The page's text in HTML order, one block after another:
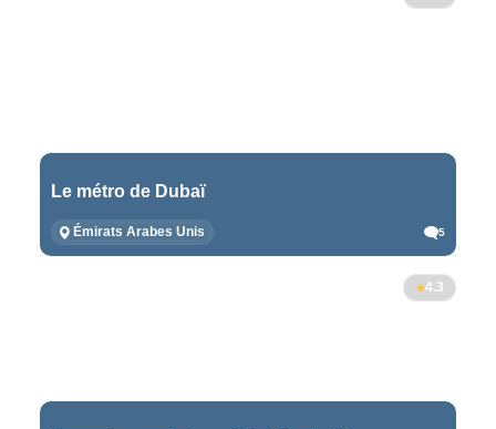
Le métro de Dubaï
Émirats Arabes Unis 5
4.3